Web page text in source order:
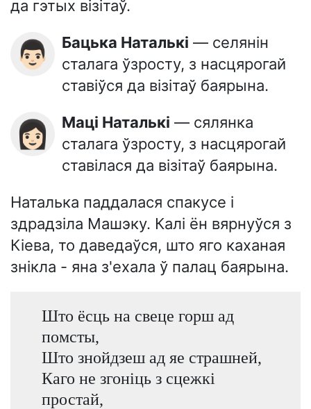
да гэтых візітаў.
👨🏻 Бацька Наталькі — селянін
сталага ўзросту, з насцярогай
ставіўся да візітаў баярына.
👩🏻 Маці Наталькі — сялянка
сталага ўзросту, з насцярогай
ставілася да візітаў баярына.
Наталька паддалася спакусе і
здрадзіла Машэку. Калі ён вярнуўся з
Кіева, то даведаўся, што яго каханая
знікла - яна з'ехала ў палац баярына.
Што ёсць на свеце горш ад
помсты,
Што знойдзеш ад яе страшней,
Каго не згоніць з сцежкі
простай,